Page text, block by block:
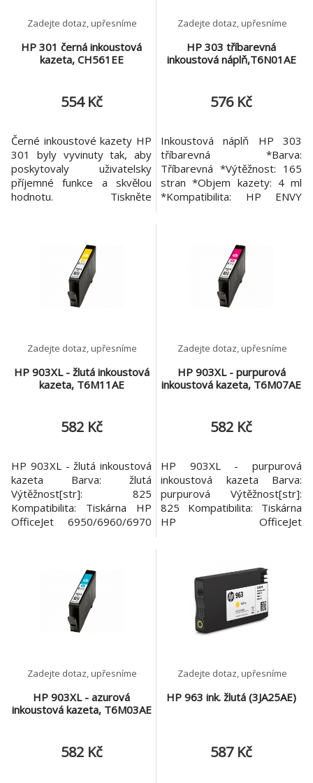
HP 301 černá inkoustová
kazeta, CH561EE
Zadejte dotaz, upřesníme
554 Kč
Černé inkoustové kazety HP
301 byly vyvinuty tak, aby
poskytovaly uživatelsky
příjemné funkce a skvělou
hodnotu. Tiskněte
blednutí. Výtěžnost
(černobíle): 190 stran (
Průměr odpovídá normě
ISO/IEC 24711 nebo
metodice testování HP a
HP 303 tříbarevná
inkoustová náplň,T6N01AE
Zadejte dotaz, upřesníme
576 Kč
Inkoustová náplň HP 303
tříbarevná *Barva:
Tříbarevná *Výtěžnost: 165
stran *Objem kazety: 4 ml
*Kompatibilita: HP ENVY
HP 903XL - žlutá inkoustová
kazeta, T6M11AE
Zadejte dotaz, upřesníme
582 Kč
HP 903XL - žlutá inkoustová
kazeta Barva: žlutá
Výtěžnost[str]: 825
Kompatibilita: Tiskárna HP
OfficeJet 6950/6960/6970
HP 903XL - purpurová
inkoustová kazeta, T6M07AE
Zadejte dotaz, upřesníme
582 Kč
HP 903XL - purpurová
inkoustová kazeta Barva:
purpurová Výtěžnost[str]:
825 Kompatibilita: Tiskárna
HP OfficeJet
HP 903XL - azurová
inkoustová kazeta, T6M03AE
Zadejte dotaz, upřesníme
582 Kč
HP 963 ink. žlutá (3JA25AE)
Zadejte dotaz, upřesníme
587 Kč